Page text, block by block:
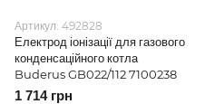
Артикул: 492828
Електрод іонізації для газового
конденсаційного котла
Buderus GB022/112 7100238
1 714 грн